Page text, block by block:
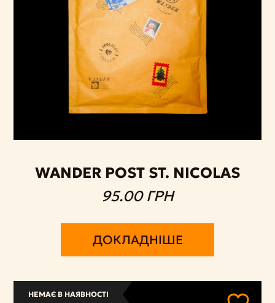
WANDER POST ST. NICOLAS
95.00 ГРН
ДОКЛАДНІШЕ
НЕМАЄ В НАЯВНОСТІ